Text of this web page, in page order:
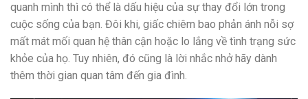
quanh mình thì có thể là dấu hiệu của sự thay đổi lớn trong
cuộc sống của bạn. Đôi khi, giấc chiêm bao phản ánh nỗi sợ
mất mát mối quan hệ thân cận hoặc lo lắng về tình trạng sức
khỏe của họ. Tuy nhiên, đó cũng là lời nhắc nhở hãy dành
thêm thời gian quan tâm đến gia đình.